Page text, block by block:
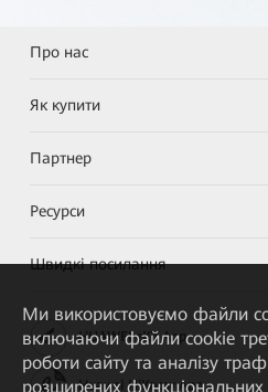
Про нас
Як купити
Партнер
Ресурси
Швидкі посилання
HUAWEI eKit App
Huawei HiKnow App
Ми використовуємо файли
включаючи файли cookie
роботи сайту та аналізу
розширених